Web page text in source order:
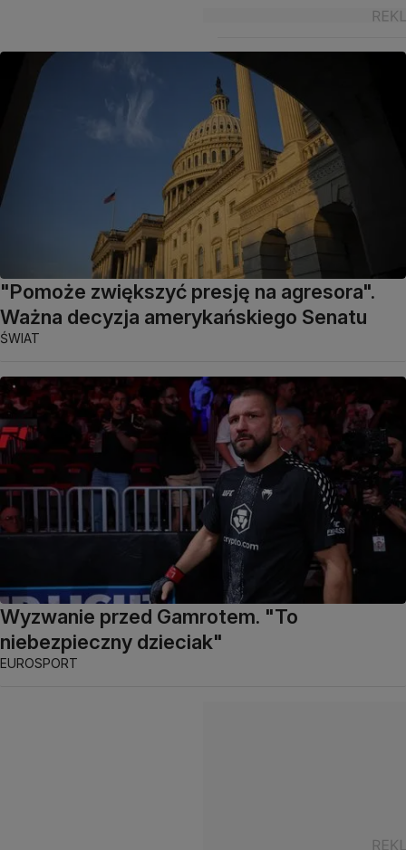
"Pomoże zwiększyć presję na agresora".
Ważna decyzja amerykańskiego Senatu
ŚWIAT
Wyzwanie przed Gamrotem. "To
niebezpieczny dzieciak"
EUROSPORT